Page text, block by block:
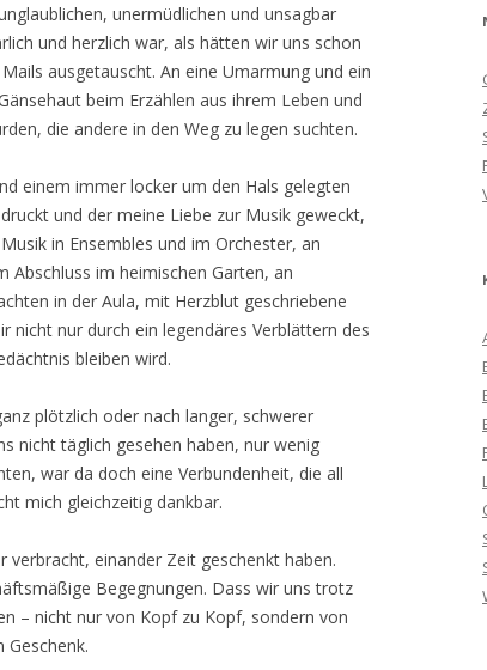
unermüdlichen und unsagbar
und herzlich war, als hätten wir uns schon
ausgetauscht. An eine Umarmung und ein
beim Erzählen aus ihrem Leben und
die andere in den Weg zu legen suchten.
einem immer locker um den Hals gelegten
und der meine Liebe zur Musik geweckt,
in Ensembles und im Orchester, an
Abschluss im heimischen Garten, an
in der Aula, mit Herzblut geschriebene
nicht nur durch ein legendäres Verblättern des
bleiben wird.
plötzlich oder nach langer, schwerer
nicht täglich gesehen haben, nur wenig
war da doch eine Verbundenheit, die all
mich gleichzeitig dankbar.
einander Zeit geschenkt haben.
Begegnungen. Dass wir uns trotz
– nicht nur von Kopf zu Kopf, sondern von
Geschenk.